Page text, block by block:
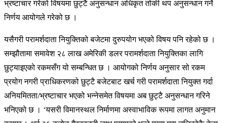
भ्रष्टाचार गरेको विषयमा छुट्टै अनुसन्धान अधिकृत तोकी थप अनुसन्धान गर्ने
निर्णय आयोगले गरेको छ ।
यसैगरी परामर्शदाता नियुक्तिको बजेटमा दुरुपयोग भएको विषय पनि रहेको छ ।
सम्झौतामा समावेश २८ लाख अमेरिकी डलर परामर्शदाता नियुक्तिका लागि
छुट्याइएको रकमसँग यो सम्बन्धित छ । आयोगको निर्णय अनुसार सो रकम
प्रयोग नगरी प्राधिकरणको छुट्टै बजेटबाट खर्च गरी परामर्शदाता नियुक्त गर्दा
अनियमितता/भ्रष्टाचार भएको भन्नेसमेत विषयमा अब छुट्टै अनुसन्धान गरिने
भनिएको छ । ‘यसरी विमानस्थल निर्माणमा अस्वाभाविक रूपमा लागत अनुमान